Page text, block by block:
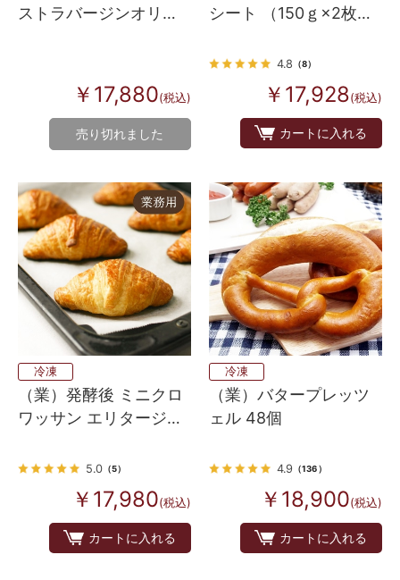
ストラバージンオリー
￥17,880(税込)
売り切れました
シート （150ｇ×2枚）
4.8 （8）
￥17,928(税込)
カートに入れる
冷凍
（業）発酵後 ミニクロ
ワッサン エリタージュ
5.0（5）
￥17,980(税込)
カートに入れる
冷凍
（業）バタープレッツ
ェル 48個
4.9 （136）
￥18,900(税込)
カートに入れる